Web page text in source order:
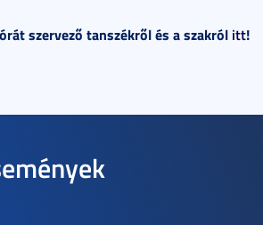
szervező tanszékről és a szakról itt!